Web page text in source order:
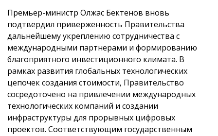
Премьер-министр Олжас Бектенов вновь
подтвердил приверженность Правительства
дальнейшему укреплению сотрудничества с
международными партнерами и формированию
благоприятного инвестиционного климата. В
рамках развития глобальных технологических
цепочек создания стоимости, Правительство
сосредоточено на привлечении международных
технологических компаний и создании
инфраструктуры для прорывных цифровых
проектов. Соответствующим государственным